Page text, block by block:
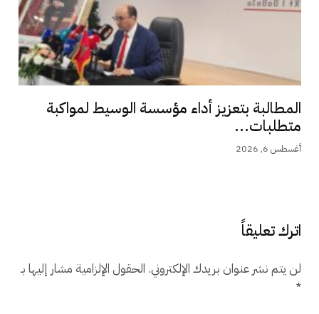
المطالبة بتعزيز أداء مؤسسة الوسيط لمواكبة
متطلبات...
أغسطس 6, 2026
اترك تعليقاً
لن يتم نشر عنوان بريدك الإلكتروني. الحقول الإلزامية مشار إليها بـ
*